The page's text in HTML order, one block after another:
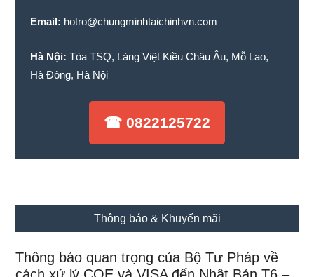
Email: hotro@chungminhtaichinhvn.com
Hà Nội: Tòa TSQ, Làng Việt Kiều Châu Âu, Mỗ Lao,
Hà Đông, Hà Nội
☎ 0822125722
Thông báo & Khuyến mãi
Thông báo quan trọng của Bộ Tư Pháp về